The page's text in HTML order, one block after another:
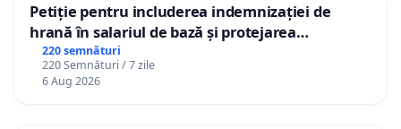
Petiție pentru includerea indemnizației de
hrană în salariul de bază și protejarea
gradațiilor de vechime pentru asistenții
personali
220 semnături
220 Semnături / 7 zile
6 Aug 2026